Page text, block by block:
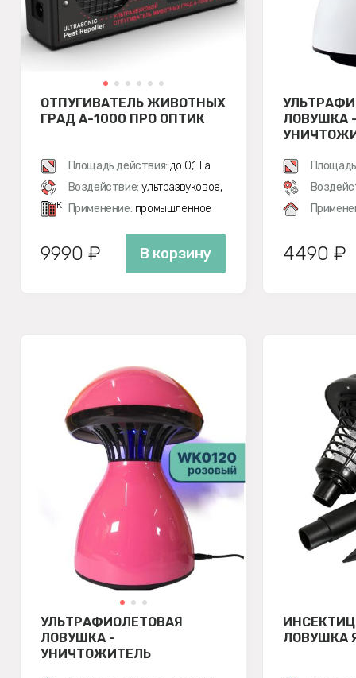
ОТПУГИВАТЕЛЬ ЖИВОТНЫХ
ГРАД А-1000 ПРО ОПТИК
Площадь действия: до 0,1 Га
Воздействие: ультразвуковое,
звук
Применение: промышленное
9990 ₽ В корзину
ЛОВУШКА
WEITECH
4490 ₽
УЛЬТРАФИОЛЕТОВАЯ
ЛОВУШКА -
УНИЧТОЖИТЕЛЬ
ЛОВУШКА